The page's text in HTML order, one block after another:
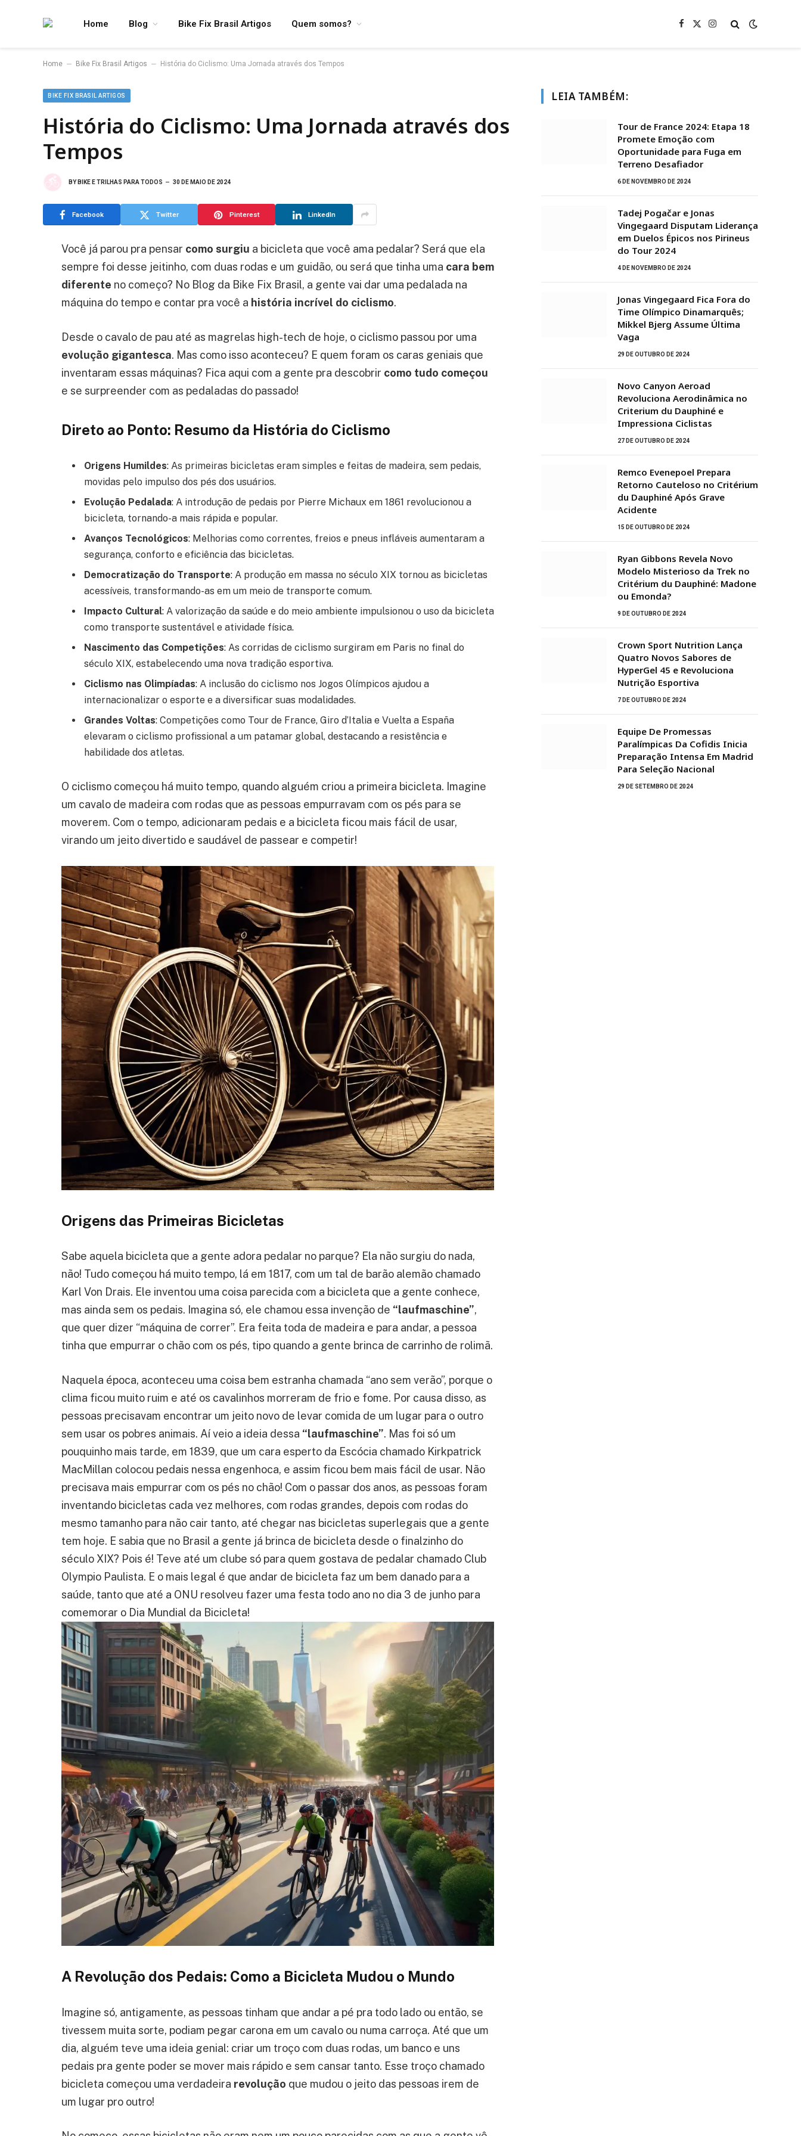
Home Blog Bike Fix Brasil Artigos Quem somos? Facebook
X
Instagram
Home – Bike Fix Brasil Artigos – História do Ciclismo: Uma Jornada através dos Tempos
BIKE FIX BRASIL ARTIGOS
História do Ciclismo: Uma Jornada através dos
Tempos
BY BIKE E TRILHAS PARA TODOS 30 DE MAIO DE 2024
Facebook Twitter Pinterest LinkedIn
Você já parou pra pensar como surgiu a bicicleta que você ama pedalar? Será que ela
sempre foi desse jeitinho, com duas rodas e um guidão, ou será que tinha uma cara bem
diferente no começo? No Blog da Bike Fix Brasil, a gente vai dar uma pedalada na
máquina do tempo e contar pra você a história incrível do ciclismo.
Desde o cavalo de pau até as magrelas high-tech de hoje, o ciclismo passou por uma
evolução gigantesca. Mas como isso aconteceu? E quem foram os caras geniais que
inventaram essas máquinas? Fica aqui com a gente pra descobrir como tudo começou
e se surpreender com as pedaladas do passado!
Direto ao Ponto: Resumo da História do Ciclismo
Origens Humildes: As primeiras bicicletas eram simples e feitas de madeira, sem pedais,
movidas pelo impulso dos pés dos usuários.
Evolução Pedalada: A introdução de pedais por Pierre Michaux em 1861 revolucionou a
bicicleta, tornando-a mais rápida e popular.
Avanços Tecnológicos: Melhorias como correntes, freios e pneus infláveis aumentaram a
segurança, conforto e eficiência das bicicletas.
Democratização do Transporte: A produção em massa no século XIX tornou as bicicletas
acessíveis, transformando-as em um meio de transporte comum.
Impacto Cultural: A valorização da saúde e do meio ambiente impulsionou o uso da bicicleta
como transporte sustentável e atividade física.
Nascimento das Competições: As corridas de ciclismo surgiram em Paris no final do
século XIX, estabelecendo uma nova tradição esportiva.
Ciclismo nas Olimpíadas: A inclusão do ciclismo nos Jogos Olímpicos ajudou a
internacionalizar o esporte e a diversificar suas modalidades.
Grandes Voltas: Competições como Tour de France, Giro d’Italia e Vuelta a España
elevaram o ciclismo profissional a um patamar global, destacando a resistência e
habilidade dos atletas.
O ciclismo começou há muito tempo, quando alguém criou a primeira bicicleta. Imagine
um cavalo de madeira com rodas que as pessoas empurravam com os pés para se
moverem. Com o tempo, adicionaram pedais e a bicicleta ficou mais fácil de usar,
virando um jeito divertido e saudável de passear e competir!
Origens das Primeiras Bicicletas
Sabe aquela bicicleta que a gente adora pedalar no parque? Ela não surgiu do nada,
não! Tudo começou há muito tempo, lá em 1817, com um tal de barão alemão chamado
Karl Von Drais. Ele inventou uma coisa parecida com a bicicleta que a gente conhece,
mas ainda sem os pedais. Imagina só, ele chamou essa invenção de “laufmaschine”,
que quer dizer “máquina de correr”. Era feita toda de madeira e para andar, a pessoa
tinha que empurrar o chão com os pés, tipo quando a gente brinca de carrinho de rolimã.
Naquela época, aconteceu uma coisa bem estranha chamada “ano sem verão”, porque o
clima ficou muito ruim e até os cavalinhos morreram de frio e fome. Por causa disso, as
pessoas precisavam encontrar um jeito novo de levar comida de um lugar para o outro
sem usar os pobres animais. Aí veio a ideia dessa “laufmaschine”. Mas foi só um
pouquinho mais tarde, em 1839, que um cara esperto da Escócia chamado Kirkpatrick
MacMillan colocou pedais nessa engenhoca, e assim ficou bem mais fácil de usar. Não
precisava mais empurrar com os pés no chão! Com o passar dos anos, as pessoas foram
inventando bicicletas cada vez melhores, com rodas grandes, depois com rodas do
mesmo tamanho para não cair tanto, até chegar nas bicicletas superlegais que a gente
tem hoje. E sabia que no Brasil a gente já brinca de bicicleta desde o finalzinho do
século XIX? Pois é! Teve até um clube só para quem gostava de pedalar chamado Club
Olympio Paulista. E o mais legal é que andar de bicicleta faz um bem danado para a
saúde, tanto que até a ONU resolveu fazer uma festa todo ano no dia 3 de junho para
comemorar o Dia Mundial da Bicicleta!
A Revolução dos Pedais: Como a Bicicleta Mudou o Mundo
Imagine só, antigamente, as pessoas tinham que andar a pé pra todo lado ou então, se
tivessem muita sorte, podiam pegar carona em um cavalo ou numa carroça. Até que um
dia, alguém teve uma ideia genial: criar um troço com duas rodas, um banco e uns
pedais pra gente poder se mover mais rápido e sem cansar tanto. Esse troço chamado
bicicleta começou uma verdadeira revolução que mudou o jeito das pessoas irem de
um lugar pro outro!
LEIA TAMBÉM:
Tour de France 2024: Etapa 18
Promete Emoção com
Oportunidade para Fuga em
Terreno Desafiador
6 DE NOVEMBRO DE 2024
Tadej Pogačar e Jonas
Vingegaard Disputam Liderança
em Duelos Épicos nos Pirineus
do Tour 2024
4 DE NOVEMBRO DE 2024
Jonas Vingegaard Fica Fora do
Time Olímpico Dinamarquês;
Mikkel Bjerg Assume Última
Vaga
29 DE OUTUBRO DE 2024
Novo Canyon Aeroad
Revoluciona Aerodinâmica no
Criterium du Dauphiné e
Impressiona Ciclistas
27 DE OUTUBRO DE 2024
Remco Evenepoel Prepara
Retorno Cauteloso no Critérium
du Dauphiné Após Grave
Acidente
15 DE OUTUBRO DE 2024
Ryan Gibbons Revela Novo
Modelo Misterioso da Trek no
Critérium du Dauphiné: Madone
ou Emonda?
9 DE OUTUBRO DE 2024
Crown Sport Nutrition Lança
Quatro Novos Sabores de
HyperGel 45 e Revoluciona
Nutrição Esportiva
7 DE OUTUBRO DE 2024
Equipe De Promessas
Paralímpicas Da Cofidis Inicia
Preparação Intensa Em Madrid
Para Seleção Nacional
29 DE SETEMBRO DE 2024